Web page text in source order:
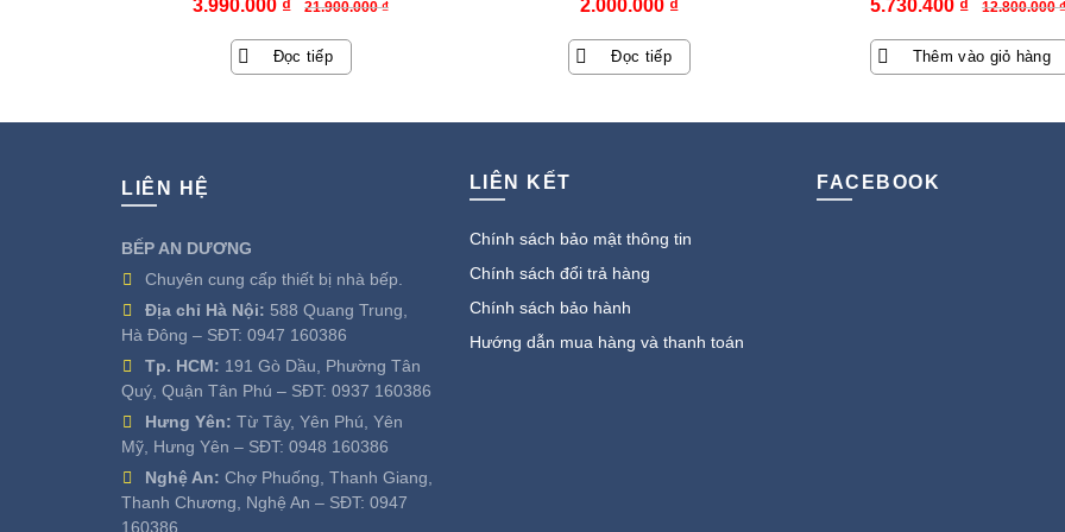
21.900.000₫
Giá
gốc
là:
21.900.000 ₫.
3.990.000 ₫
Giá
hiện
tại
là:
Đọc tiếp
2.000.000 ₫
Đọc tiếp
12.800.000₫
Giá
gốc
là:
12.800.000 ₫.
5.730.400 ₫
Giá
hiện
tại
là:
Thêm vào giỏ hàng
LIÊN HỆ
BẾP AN DƯƠNG
Chuyên cung cấp thiết bị nhà bếp.
Địa chỉ Hà Nội: 588 Quang Trung,
Hà Đông – SĐT: 0947 160386
Tp. HCM: 191 Gò Dầu, Phường Tân
Quý, Quận Tân Phú – SĐT: 0937 160386
Hưng Yên: Từ Tây, Yên Phú, Yên
Mỹ, Hưng Yên – SĐT: 0948 160386
Nghệ An: Chợ Phuống, Thanh Giang,
Thanh Chương, Nghệ An – SĐT: 0947
160386
LIÊN KẾT
Chính sách bảo mật thông tin
Chính sách đổi trả hàng
Chính sách bảo hành
Hướng dẫn mua hàng và thanh toán
FACEBOOK